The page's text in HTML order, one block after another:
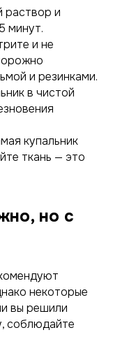
раствор и
минут.
и не
и резинками.
в чистой
купальник
ткань — это
но с
некоторые
вы решили
соблюдайте